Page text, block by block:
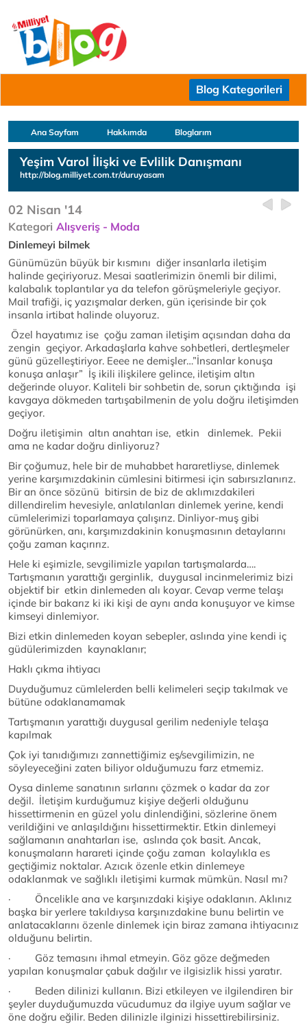
Blog Kategorileri
Ana Sayfam Hakkımda Bloglarım
Yeşim Varol İlişki ve Evlilik Danışmanı
http://blog.milliyet.com.tr/duruyasam
02 Nisan '14
Kategori Alışveriş - Moda
Dinlemeyi bilmek
Günümüzün büyük bir kısmını diğer insanlarla iletişim
halinde geçiriyoruz. Mesai saatlerimizin önemli bir dilimi,
kalabalık toplantılar ya da telefon görüşmeleriyle geçiyor.
Mail trafiği, iç yazışmalar derken, gün içerisinde bir çok
insanla irtibat halinde oluyoruz.
Özel hayatımız ise çoğu zaman iletişim açısından daha da
zengin geçiyor. Arkadaşlarla kahve sohbetleri, dertleşmeler
günü güzelleştiriyor. Eeee ne demişler…”İnsanlar konuşa
konuşa anlaşır” İş ikili ilişkilere gelince, iletişim altın
değerinde oluyor. Kaliteli bir sohbetin de, sorun çıktığında işi
kavgaya dökmeden tartışabilmenin de yolu doğru iletişimden
geçiyor.
Doğru iletişimin altın anahtarı ise, etkin dinlemek. Pekii
ama ne kadar doğru dinliyoruz?
Bir çoğumuz, hele bir de muhabbet hararetliyse, dinlemek
yerine karşımızdakinin cümlesini bitirmesi için sabırsızlanırız.
Bir an önce sözünü bitirsin de biz de aklımızdakileri
dillendirelim hevesiyle, anlatılanları dinlemek yerine, kendi
cümlelerimizi toparlamaya çalışırız. Dinliyor-muş gibi
görünürken, anı, karşımızdakinin konuşmasının detaylarını
çoğu zaman kaçırırız.
Hele ki eşimizle, sevgilimizle yapılan tartışmalarda….
Tartışmanın yarattığı gerginlik, duygusal incinmelerimiz bizi
objektif bir etkin dinlemeden alı koyar. Cevap verme telaşı
içinde bir bakarız ki iki kişi de aynı anda konuşuyor ve kimse
kimseyi dinlemiyor.
Bizi etkin dinlemeden koyan sebepler, aslında yine kendi iç
güdülerimizden kaynaklanır;
Haklı çıkma ihtiyacı
Duyduğumuz cümlelerden belli kelimeleri seçip takılmak ve
bütüne odaklanamamak
Tartışmanın yarattığı duygusal gerilim nedeniyle telaşa
kapılmak
Çok iyi tanıdığımızı zannettiğimiz eş/sevgilimizin, ne
söyleyeceğini zaten biliyor olduğumuzu farz etmemiz.
Oysa dinleme sanatının sırlarını çözmek o kadar da zor
değil. İletişim kurduğumuz kişiye değerli olduğunu
hissettirmenin en güzel yolu dinlendiğini, sözlerine önem
verildiğini ve anlaşıldığını hissettirmektir. Etkin dinlemeyi
sağlamanın anahtarları ise, aslında çok basit. Ancak,
konuşmaların harareti içinde çoğu zaman kolaylıkla es
geçtiğimiz noktalar. Azıcık özenle etkin dinlemeye
odaklanmak ve sağlıklı iletişimi kurmak mümkün. Nasıl mı?
· Öncelikle ana ve karşınızdaki kişiye odaklanın. Aklınız
başka bir yerlere takıldıysa karşınızdakine bunu belirtin ve
anlatacaklarını özenle dinlemek için biraz zamana ihtiyacınız
olduğunu belirtin.
· Göz temasını ihmal etmeyin. Göz göze değmeden
yapılan konuşmalar çabuk dağılır ve ilgisizlik hissi yaratır.
· Beden dilinizi kullanın. Bizi etkileyen ve ilgilendiren bir
şeyler duyduğumuzda vücudumuz da ilgiye uyum sağlar ve
öne doğru eğilir. Beden dilinizle ilginizi hissettirebilirsiniz.